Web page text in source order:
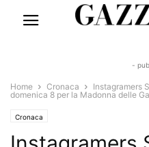
-
Home Cronaca
Instagramers
domenica 8 per la Madonna delle
Cronaca